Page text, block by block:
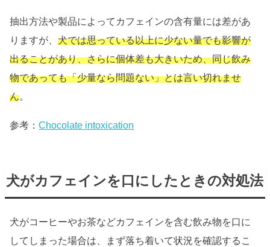
抽出方法や製品によってカフェインの含有量には差があ
りますが、犬では思っている以上に少ない量でも影響が
出ることがあり、さらに個体差も大きいため、同じ飲み
物であっても「少量なら問題ない」とは言い切れませ
ん。
参考：Chocolate intoxication
犬がカフェインを口にしたときの対処法
犬がコーヒーやお茶などカフェインを含む飲み物を口に
してしまった場合は、まず落ち着いて状況を確認するこ